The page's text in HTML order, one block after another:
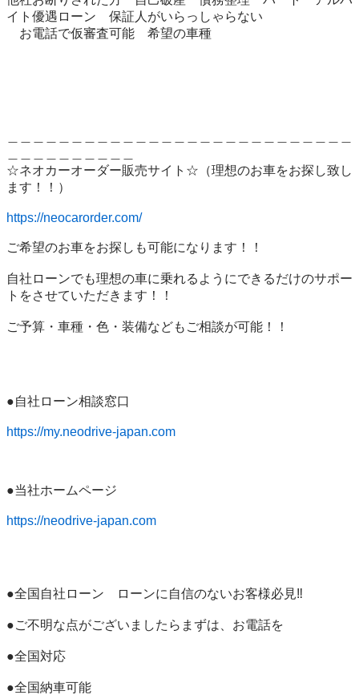
イト優遇ローン　保証人がいらっしゃらない
お電話で仮審査可能　希望の車種
☆ネオカーオーダー販売サイト☆（理想のお車をお探し致し
ます！！）
https://neocarorder.com/
ご希望のお車をお探しも可能になります！！
自社ローンでも理想の車に乗れるようにできるだけのサポー
トをさせていただきます！！
ご予算・車種・色・装備などもご相談が可能！！
●自社ローン相談窓口
https://my.neodrive-japan.com
●当社ホームページ
https://neodrive-japan.com
●全国自社ローン　ローンに自信のないお客様必見‼︎
●ご不明な点がございましたらまずは、お電話を
●全国対応
●全国納車可能